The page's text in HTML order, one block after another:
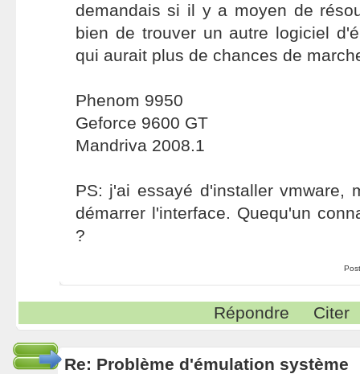
demandais si il y a moyen de
bien de trouver un autre logiciel
qui aurait plus de chances de
Phenom 9950
Geforce 9600 GT
Mandriva 2008.1
PS: j'ai essayé d'installer vmware,
démarrer l'interface. Quequ'un
?
Répondre Citer
Re: Problème d'émulation système